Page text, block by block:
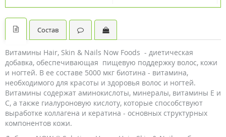
Состав
Витамины Hair, Skin & Nails Now Foods - диетическая
добавка, обеспечивающая пищевую поддержку волос, кожи
и ногтей. В ее составе 5000 мкг биотина - витамина,
необходимого для красоты и здоровья волос и ногтей.
Витамины содержат аминокислоты, минералы, витамины Е и
С, а также гиалуроновую кислоту, которые способствуют
выработке коллагена и кератина - основных структурных
компонентов кожи.